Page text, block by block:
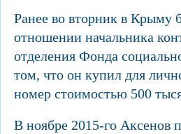
Ранее во вторник в Крыму
отношении начальника
отделения Фонда
том, что он купил для
номер стоимостью 500
В ноябре 2015-го Аксенов